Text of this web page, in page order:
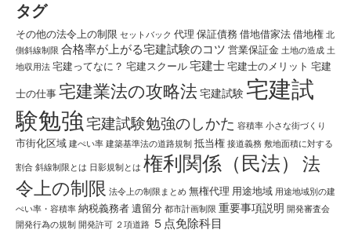
タグ
その他の法令上の制限 セットバック 代理 保証債務 借地借家法 借地権 北
側斜線制限 合格率が上がる宅建試験のコツ 営業保証金 土地の造成 土
地収用法 宅建ってなに？ 宅建スクール 宅建士 宅建士のメリット 宅建
士の仕事 宅建業法の攻略法宅建試験 宅建試
験勉強宅建試験勉強のしかた 容積率 小さな街づくり
市街化区域 建ぺい率 建築基準法の道路規制 抵当権 接道義務 敷地面積に対する
割合 斜線制限とは 日影規制とは 権利関係（民法）
法
令上の制限 法令上の制限まとめ 無権代理 用途地域 用途地域別の建
ぺい率・容積率 納税義務者 遺留分 都市計画制限 重要事項説明 開発審査会
開発行為の規制 開発許可 ２項道路 ５点免除科目